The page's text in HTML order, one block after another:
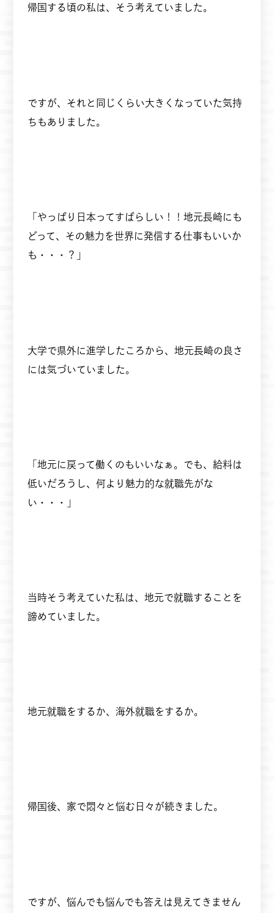
帰国する頃の私は、そう考えていました。
ですが、それと同じくらい大きくなっていた気持
ちもありました。
「やっぱり日本ってすばらしい！！地元長崎にも
どって、その魅力を世界に発信する仕事もいいか
も・・・？」
大学で県外に進学したころから、地元長崎の良さ
には気づいていました。
「地元に戻って働くのもいいなぁ。でも、給料は
低いだろうし、何より魅力的な就職先がな
い・・・」
当時そう考えていた私は、地元で就職することを
諦めていました。
地元就職をするか、海外就職をするか。
帰国後、家で悶々と悩む日々が続きました。
ですが、悩んでも悩んでも答えは見えてきません